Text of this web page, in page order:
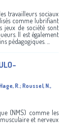
travailleurs sociaux
comme lubrifiant
jeux de société sont
Il est également
pédagogiques. ...
Hage, R.; Roussel, N.,
(NMS) comme les
et nerveux